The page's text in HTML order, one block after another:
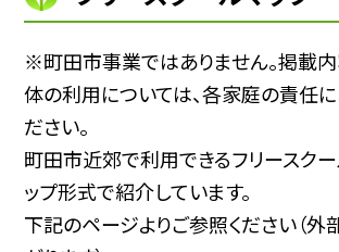
※町田市事業ではありません。掲載
体の利用については、各家庭の責任
ださい。
町田市近郊で利用できるフリースクー
ップ形式で紹介しています。
下記のページよりご参照ください（外